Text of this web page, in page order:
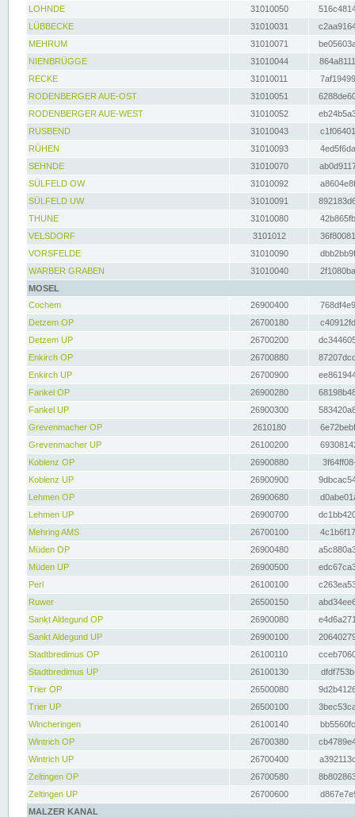
LOHNDE
31010050
LÜBBECKE
31010031
MEHRUM
31010071
NIENBRÜGGE
31010044
RECKE
31010011
RODENBERGER AUE-OST
31010051
RODENBERGER AUE-WEST
31010052
RUSBEND
31010043
RÜHEN
31010093
SEHNDE
31010070
SÜLFELD OW
31010092
SÜLFELD UW
31010091
THUNE
31010080
VELSDORF
3101012
VORSFELDE
31010090
WARBER GRABEN
31010040
MOSEL
Cochem
26900400
Detzem OP
26700180
Detzem UP
26700200
Enkirch OP
26700880
Enkirch UP
26700900
Fankel OP
26900280
Fankel UP
26900300
Grevenmacher OP
2610180
Grevenmacher UP
26100200
Koblenz OP
26900880
Koblenz UP
26900900
Lehmen OP
26900680
Lehmen UP
26900700
Mehring AMS
26700100
Müden OP
26900480
Müden UP
26900500
Perl
26100100
Ruwer
26500150
Sankt Aldegund OP
26900080
Sankt Aldegund UP
26900100
Stadtbredimus OP
26100110
Stadtbredimus UP
26100130
Trier OP
26500080
Trier UP
26500100
Wincheringen
26100140
Wintrich OP
26700380
Wintrich UP
26700400
Zeltingen OP
26700580
Zeltingen UP
26700600
MALZER KANAL